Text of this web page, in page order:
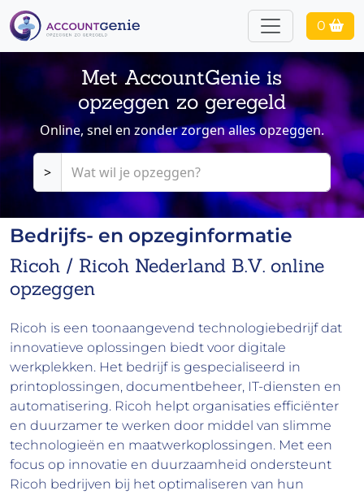
0
Met AccountGenie is
opzeggen zo geregeld
Online, snel en zonder zorgen alles opzeggen.
>
Bedrijfs- en opzeginformatie
Ricoh / Ricoh Nederland B.V. online
opzeggen
Ricoh is een toonaangevend technologiebedrijf dat
innovatieve oplossingen biedt voor digitale
werkplekken. Het bedrijf is gespecialiseerd in
printoplossingen, documentbeheer, IT-diensten en
automatisering. Ricoh helpt organisaties efficiënter
en duurzamer te werken door middel van slimme
technologieën en maatwerkoplossingen. Met een
focus op innovatie en duurzaamheid ondersteunt
Ricoh bedrijven bij het optimaliseren van hun